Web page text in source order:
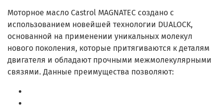
Моторное масло Castrol MAGNATEC создано с
использованием новейшей технологии DUALOCK,
основанной на применении уникальных молекул
нового поколения, которые притягиваются к деталям
двигателя и обладают прочными межмолекулярными
связями. Данные преимущества позволяют: